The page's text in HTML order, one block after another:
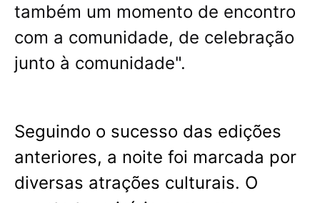
também um momento de encontro
com a comunidade, de celebração
junto à comunidade".
Seguindo o sucesso das edições
anteriores, a noite foi marcada por
diversas atrações culturais. O